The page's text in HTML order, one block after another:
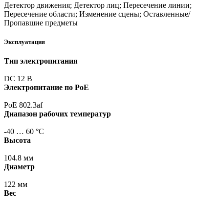
Детектор движения; Детектор лиц; Пересечение линии;
Пересечение области; Изменение сцены; Оставленные/
Пропавшие предметы
Эксплуатация
Тип электропитания
DC 12 В
Электропитание по PoE
PoE 802.3af
Диапазон рабочих температур
-40 … 60 °С
Высота
104.8 мм
Диаметр
122 мм
Вес